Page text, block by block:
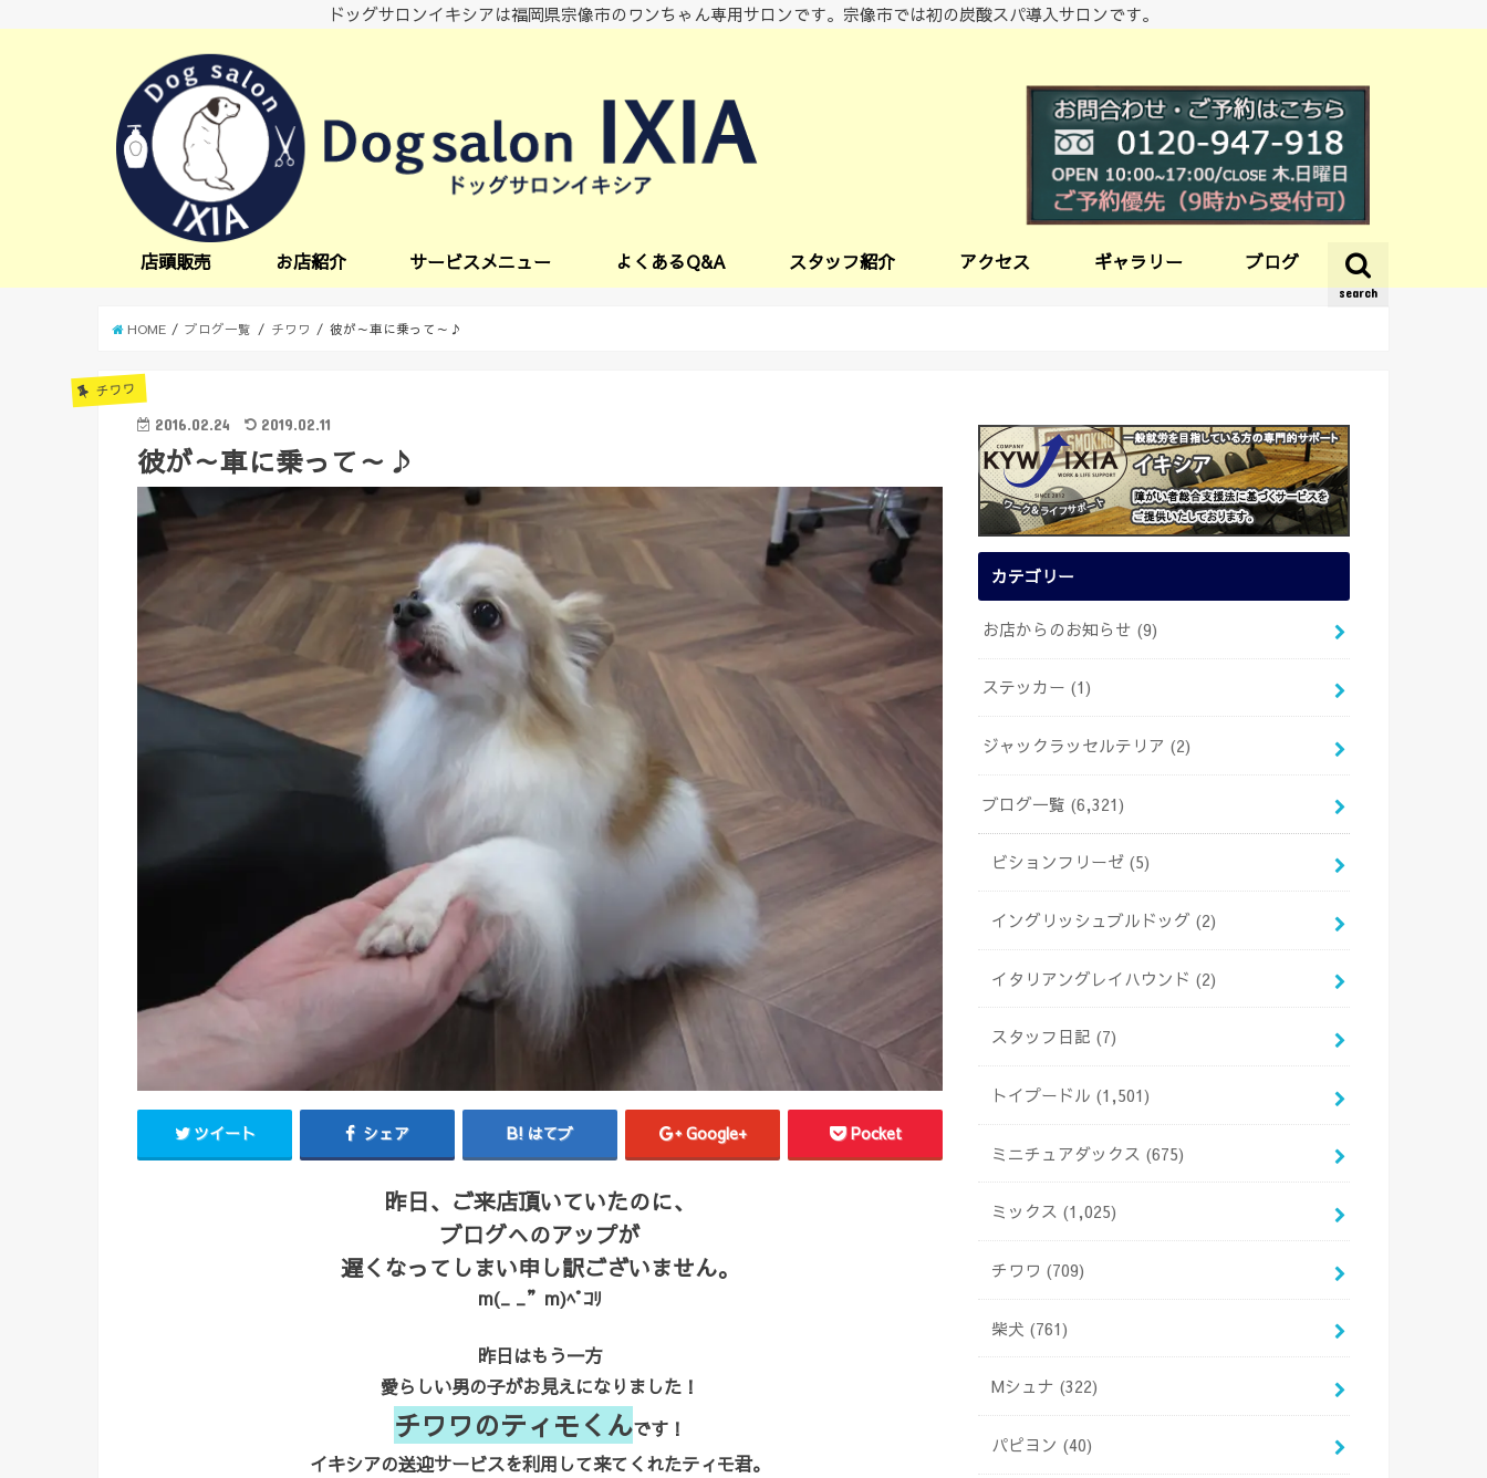
ドッグサロンイキシアは福岡県宗像市のワンちゃん専用サロンです。宗像市では初の炭酸スパ導入サロンです。
search
店頭販売 お店紹介 サービスメニュー よくあるQ&A スタッフ紹介 アクセス ギャラリー ブログ
HOME ブログ一覧 チワワ 彼が～車に乗って～♪
チワワ
2016.02.24 2019.02.11
彼が～車に乗って～♪
ツイート シェア はてブ Google+ Pocket
昨日、ご来店頂いていたのに、
ブログへのアップが
遅くなってしまい申し訳ございません。
m(_ _”m)ﾍﾟｺﾘ
昨日はもう一方
愛らしい男の子がお見えになりました！
チワワのティモくんです！
イキシアの送迎サービスを利用して来てくれたティモ君。
カテゴリー
お店からのお知らせ (9)
ステッカー (1)
ジャックラッセルテリア (2)
ブログ一覧 (6,321)
ビションフリーゼ (5)
イングリッシュブルドッグ (2)
イタリアングレイハウンド (2)
スタッフ日記 (7)
トイプードル (1,501)
ミニチュアダックス (675)
ミックス (1,025)
チワワ (709)
柴犬 (761)
Mシュナ (322)
パピヨン (40)